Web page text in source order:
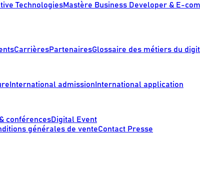
confidentialité, en garantissant la conformité
TechnologiesMastère Business Developer & E-
CarrièresPartenairesGlossaire des métiers du
International admissionInternational application
conférencesDigital Event
générales de venteContact Presse